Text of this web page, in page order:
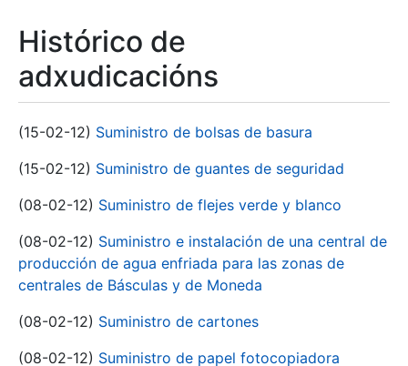
Histórico de
adxudicacións
(15-02-12) Suministro de bolsas de basura
(15-02-12) Suministro de guantes de seguridad
(08-02-12) Suministro de flejes verde y blanco
(08-02-12) Suministro e instalación de una central de
producción de agua enfriada para las zonas de
centrales de Básculas y de Moneda
(08-02-12) Suministro de cartones
(08-02-12) Suministro de papel fotocopiadora